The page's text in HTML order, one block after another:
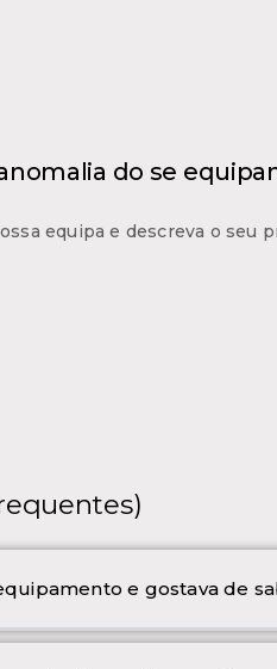
do se
equipa e descreva o seu
e gostava de